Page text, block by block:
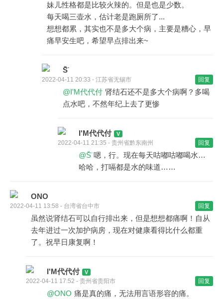
妹儿性格都是比较火辣的。但是也是少数。
每天喝三壶水，估计老是跑厕所了...
想想都累，其实也不是多大个病，主要是糟心，早
痛早安生吧，希望早点排出来~
S̆̈
2022-04-11 20:33 - 江苏省无锡市 回复
@I'M代代付 肾结石还不是多大个病啊？多喝
点水吧，不然年纪上去了更惨
I'M代代付
2022-04-11 21:35 - 贵州省黔东南州 回复
@S̆̈ 嗯，行。现在每天咕嘟咕嘟喝水…
哈哈，打嗝都是水的味道……
ONO
2022-04-11 13:58 - 台湾省台中市 回复
虽然说肾结石可以自行排出来，但是想想都痛啊！自从
去年进过一次加护病房，现在对健康看得比什么都重
了。祝早日康复啊！
I'M代代付
2022-04-11 17:52 - 贵州省贵阳市 回复
@ONO 痛是真的痛，无法用言语形容的痛。